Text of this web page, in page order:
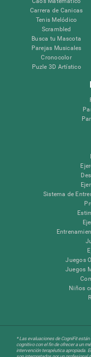
Carrera de Canicas
Tenis Melódico
Scrambled
Busca tu Mascota
Parejas Musicales
Cronocolor
Puzle 3D Artístico
Sistema de
Juegos
Juegos
Niños
* Las evaluaciones de CogniFit
cognitivo con el fin de ofrecer a un
intervención terapéutica apropiada.